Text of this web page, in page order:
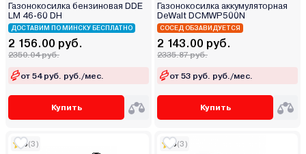
Газонокосилка бензиновая DDE
LM 46-60 DH
ДОСТАВИМ ПО МИНСКУ БЕСПЛАТНО
2 156.00 руб.
2350.04 руб.
от 54 руб. руб./мес.
Купить
Газонокосилка аккумуляторная
DeWalt DCMWP500N
СОСЕД ОБЗАВИДУЕТСЯ
2 143.00 руб.
2335.87 руб.
от 53 руб. руб./мес.
Купить
5(3) 5(3)